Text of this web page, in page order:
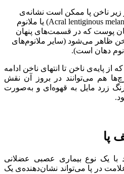
ناخن پا ممکن است نشانه‌ی
آکرال لنتیجینوس ملانوما (Acral lentiginous melanoma) یا ملانوم
پوست که در قسمت‌های پنهان
ظاهر می‌شود (سایر ملانوم‌های
دهان است).
پایه‌ی ناخن تا انتهای ناخن ادامه
هم می‌توانند در بروز آن نقش
رنگ زرد مایل به قهوه‌ای و به‌صورت
با یک نوع بیماری عصبی عضلانی
در پا می‌تواند نشان‌دهنده‌ی یک